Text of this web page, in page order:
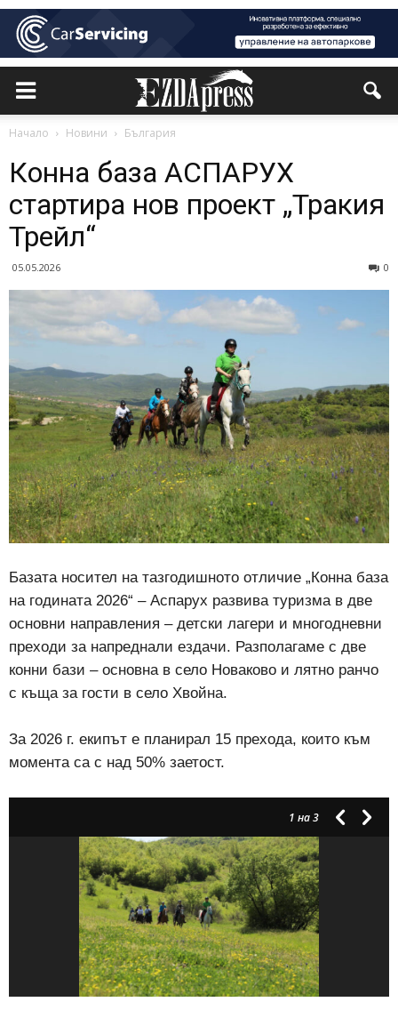
Начало Новини България
Конна база АСПАРУХ
стартира нов проект „Тракия
Трейл“
05.05.2026 0
Базата носител на тазгодишното отличие „Конна база
на годината 2026“ – Аспарух развива туризма в две
основни направления – детски лагери и многодневни
преходи за напреднали ездачи. Разполагаме с две
конни бази – основна в село Новаково и лятно ранчо
с къща за гости в село Хвойна.
За 2026 г. екипът е планирал 15 прехода, които към
момента са с над 50% заетост.
1 на 3